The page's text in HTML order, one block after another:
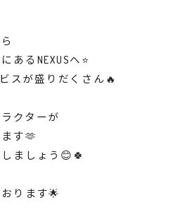
あるNEXUSへ⭐️
スが盛りだくさん🔥
クターが
す🫶
ましょう😊🍀
ります🌟